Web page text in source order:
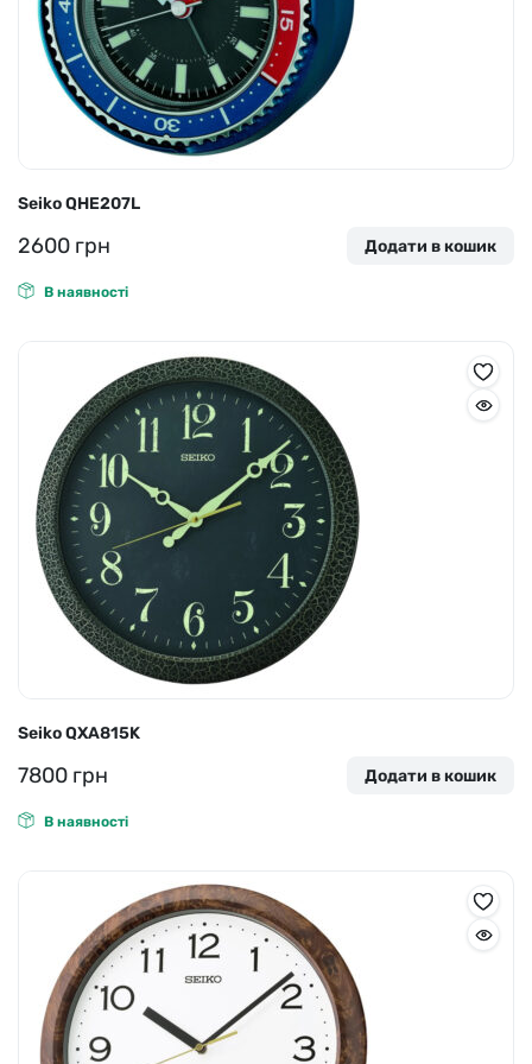
Seiko QHE207L
2600 грн Додати в кошик
В наявності
Seiko QXA815K
7800 грн Додати в кошик
В наявності